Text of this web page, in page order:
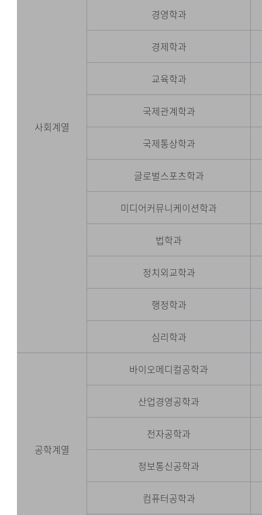
사회계열
경영학과
경제학과
교육학과
국제관계학과
국제통상학과
글로벌스포츠학과
미디어커뮤니케이션학과
법학과
정치외교학과
행정학과
심리학과
공학계열
바이오메디컬공학과
산업경영공학과
전자공학과
정보통신공학과
컴퓨터공학과